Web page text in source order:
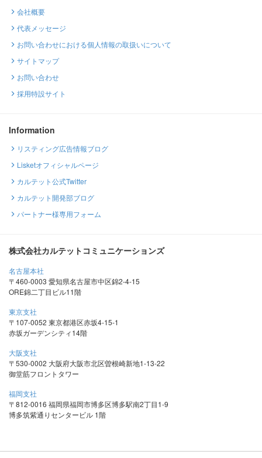
会社概要
代表メッセージ
お問い合わせにおける個人情報の取扱いについて
サイトマップ
お問い合わせ
採用特設サイト
Information
リスティング広告情報ブログ
Lisketオフィシャルページ
カルテット公式Twitter
カルテット開発部ブログ
パートナー様専用フォーム
株式会社カルテットコミュニケーションズ
名古屋本社
〒460-0003 愛知県名古屋市中区錦2-4-15
ORE錦二丁目ビル11階
東京支社
〒107-0052 東京都港区赤坂4-15-1
赤坂ガーデンシティ14階
大阪支社
〒530-0002 大阪府大阪市北区曽根崎新地1-13-22
御堂筋フロントタワー
福岡支社
〒812-0016 福岡県福岡市博多区博多駅南2丁目1-9
博多筑紫通りセンタービル 1階